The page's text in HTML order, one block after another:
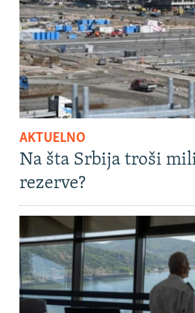
AKTUELNO
Na šta Srbija troši
rezerve?